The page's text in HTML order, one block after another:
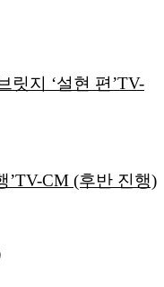
릿지 ‘설현 편’TV-
’TV-CM (후반 진행)